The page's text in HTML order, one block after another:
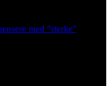
med "sterke"